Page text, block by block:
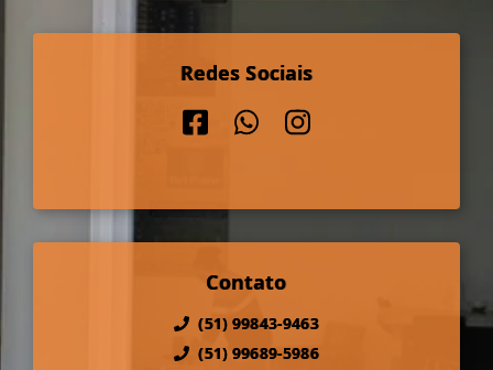
Redes Sociais
Contato
(51) 99843-9463
(51) 99689-5986